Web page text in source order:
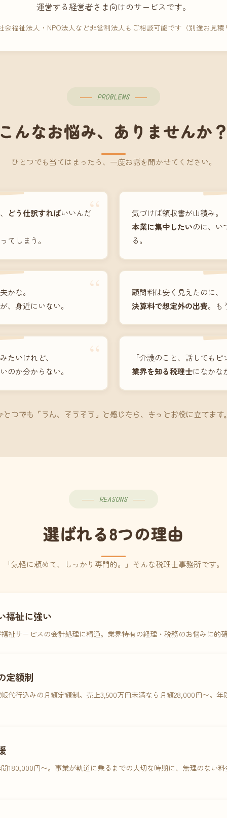
運営する経営者さま向けのサービスです。
福祉法人・NPO法人など非営利法人もご相談可能です（別途お見積
PROBLEMS
んなお悩み、ありませんか？
ひとつでも当てはまったら、一度お話を聞かせてください。
“
どう仕訳すればいいんだ
てしまう。
気づけば領収書が山積み。
本業に集中したいのに、い
る。
“
かな。
、身近にいない。
顧問料は安く見えたのに、
決算料で想定外の出費。も
“
たいけれど、
のか分からない。
「介護のこと、話してもピ
業界を知る税理士になかな
とつでも「うん、そうそう」と感じたら、きっとお役に立てます。
REASONS
選ばれる8つの理由
「気軽に頼めて、しっかり専門的。」そんな税理士事務所です。
福祉に強い
祉サービスの会計処理に精通。業界特有の経理・税務のお悩みに的
定額制
代行込みの月額定額制。売上3,500万円未満なら月額28,000円〜。年
180,000円〜。事業が軌道に乗るまでの大切な時期に、無理のない料